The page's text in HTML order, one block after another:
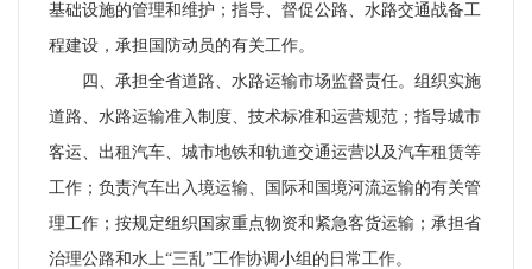
基础设施的管理和维护；指导、督促公路、水路交通战备工
程建设，承担国防动员的有关工作。
四、承担全省道路、水路运输市场监督责任。组织实施
道路、水路运输准入制度、技术标准和运营规范；指导城市
客运、出租汽车、城市地铁和轨道交通运营以及汽车租赁等
工作；负责汽车出入境运输、国际和国境河流运输的有关管
理工作；按规定组织国家重点物资和紧急客货运输；承担省
治理公路和水上“三乱”工作协调小组的日常工作。